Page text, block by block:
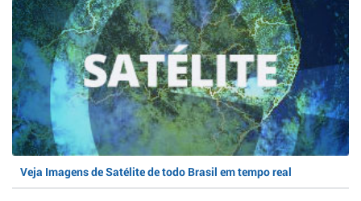
Veja Imagens de Satélite de todo Brasil em tempo real